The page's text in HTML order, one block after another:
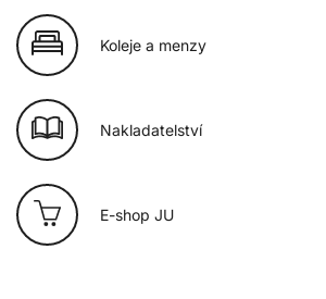
Koleje a menzy
Nakladatelství
E-shop JU